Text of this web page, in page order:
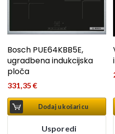
Bosch PUE64KBB5E,
ugradbena indukcijska
ploča
331,35 €
Dodaj u košaricu
Usporedi